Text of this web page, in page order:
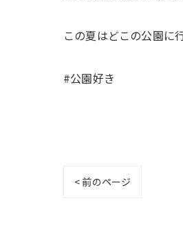
この夏はどこの公園
#公園好き
< 前のページ